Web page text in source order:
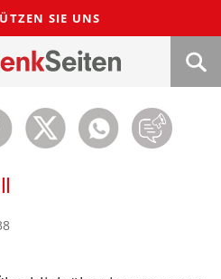
SIE UNS